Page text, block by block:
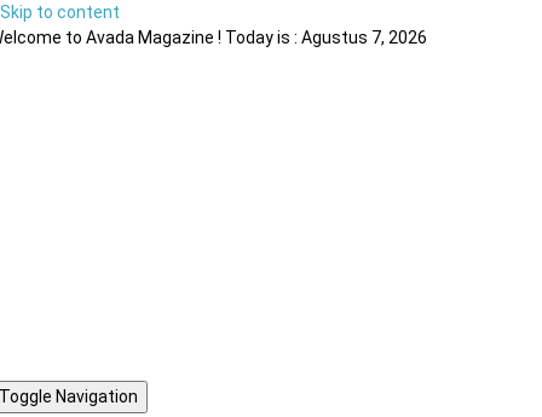
Skip to content
to Avada Magazine ! Today is : Agustus 7, 2026
Toggle Navigation